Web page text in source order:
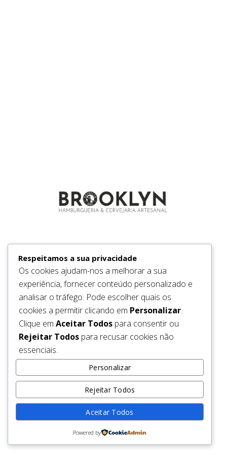
We are under construction and will
Respeitamos a sua privacidade
Os cookies ajudam-nos a melhorar a sua
experiência, fornecer conteúdo personalizado e
analisar o tráfego. Pode escolher quais os
cookies a permitir clicando em Personalizar.
Clique em Aceitar Todos para consentir ou
Rejeitar Todos para recusar cookies não
essenciais.
Personalizar
Rejeitar Todos
Aceitar Todos
Powered by